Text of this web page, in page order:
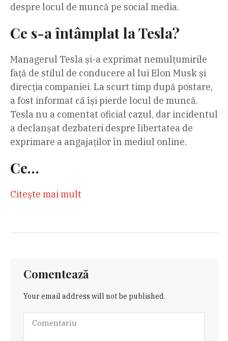
despre locul de muncă pe social media.
Ce s-a întâmplat la Tesla?
Managerul Tesla și-a exprimat nemulțumirile
față de stilul de conducere al lui Elon Musk și
direcția companiei. La scurt timp după postare,
a fost informat că își pierde locul de muncă.
Tesla nu a comentat oficial cazul, dar incidentul
a declanșat dezbateri despre libertatea de
exprimare a angajaților în mediul online.
Ce…
Citeşte mai mult
Comentează
Your email address will not be published.